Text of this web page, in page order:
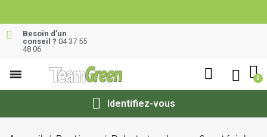
Besoin d’un
conseil ? 04 37 55
48 06
Identifiez-vous